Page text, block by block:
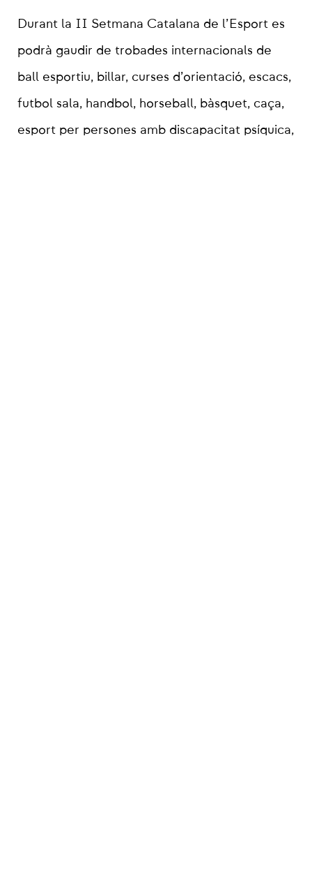
Durant la II Setmana Catalana de l’Esport es
podrà gaudir de trobades internacionals de
ball esportiu, billar, curses d’orientació, escacs,
futbol sala, handbol, horseball, bàsquet, caça,
esport per persones amb discapacitat psíquica,